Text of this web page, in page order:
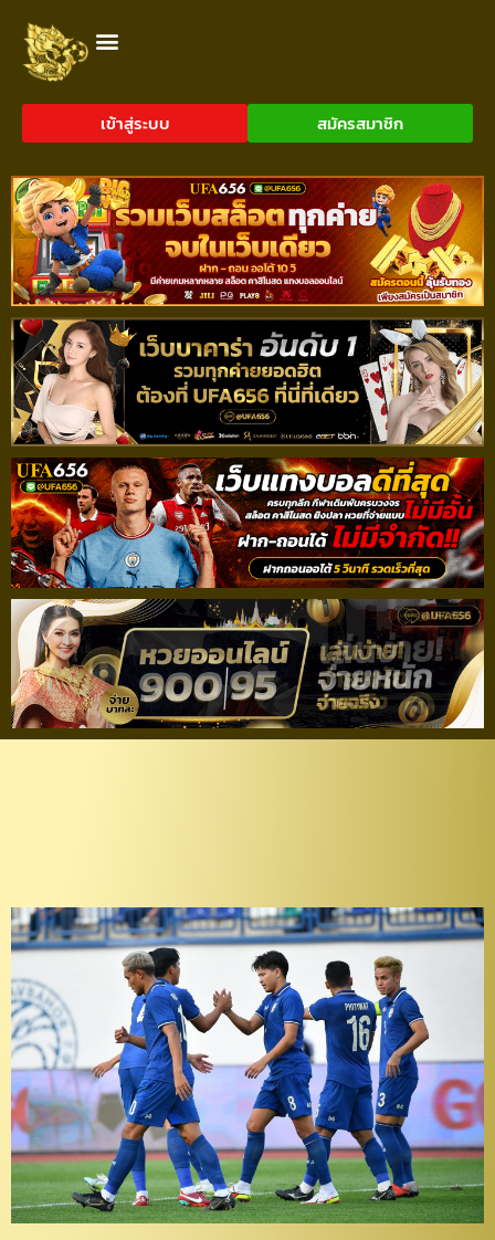
เข้าสู่ระบบ สมัครสมาชิก